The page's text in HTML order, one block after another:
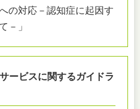
の対応－認知症に起因す
－」
ービスに関するガイドラ